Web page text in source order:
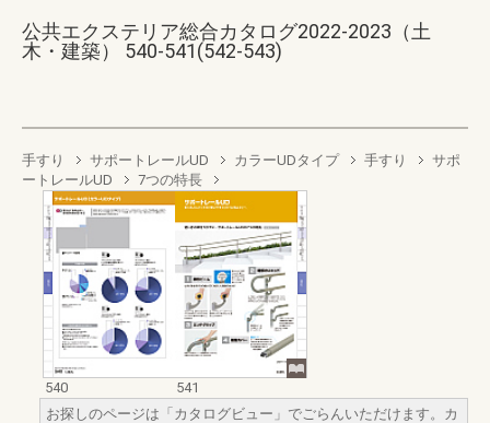
公共エクステリア総合カタログ2022-2023（土
木・建築） 540-541(542-543)
手すり サポートレールUD カラーUDタイプ 手すり
サポ
ートレールUD
7つの特長
540
541
お探しのページは「カタログビュー」でごらんいただけます。カ